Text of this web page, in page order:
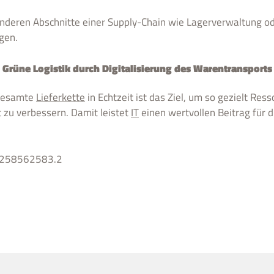
Abschnitte einer Supply-Chain wie Lagerverwaltung
Grüne Logistik durch Digitalisierung des Warentransports
Lieferkettein Echtzeit ist das Ziel, um so gezielt
verbessern. Damit leistetITeinen wertvollen Beitrag für